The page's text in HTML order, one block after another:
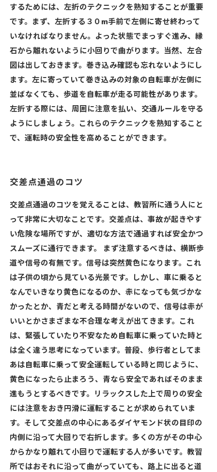
するためには、左折のテクニックを熟知することが重要
です。まず、左折する３０m手前で左側に寄せ終わって
いなければなりません。よった状態でまっすぐ進み、縁
石から離れないように小回りで曲がります。当然、左合
図は出しておきます。巻き込み確認も忘れないようにし
ます。左に寄っていて巻き込みの対象の自転車が左側に
並ばなくても、歩道を自転車が走る可能性があります。
左折する際には、周囲に注意を払い、交通ルールを守る
ようにしましょう。これらのテクニックを熟知すること
で、運転時の安全性を高めることができます。
交差点通過のコツ
交差点通過のコツを覚えることは、教習所に通う人にと
って非常に大切なことです。交差点は、事故が起きやす
い危険な場所ですが、適切な方法で通過すれば安全かつ
スムーズに通行できます。 まず注意するべきは、横断歩
道や信号の有無です。信号は突然黄色になります。これ
は子供の頃から見ている光景です。しかし、車に乗ると
なんでいきなり黄色になるのか、赤になっても気づかな
かったとか、青だと考える時間がないので、信号は赤が
いいとかさまざまな不合理な考えが出てきます。これ
は、緊張していたり不安なため自転車に乗っていた時と
は全く違う思考になっています。普段、歩行者としてま
あは自転車に乗って安全運転している時と同じように、
黄色になったら止まろう、青なら安全であればそのまま
進もうとするべきです。リラックスした上で周りの安全
には注意をおき円滑に運転することが求められていま
す。そして交差点の中心にあるダイヤモンド状の目印の
内側に沿って大回りで右折します。多くの方がその中心
からかなり離れて小回りで運転する人が多いです。教習
所ではおそれに沿って曲がっていても、路上に出ると道